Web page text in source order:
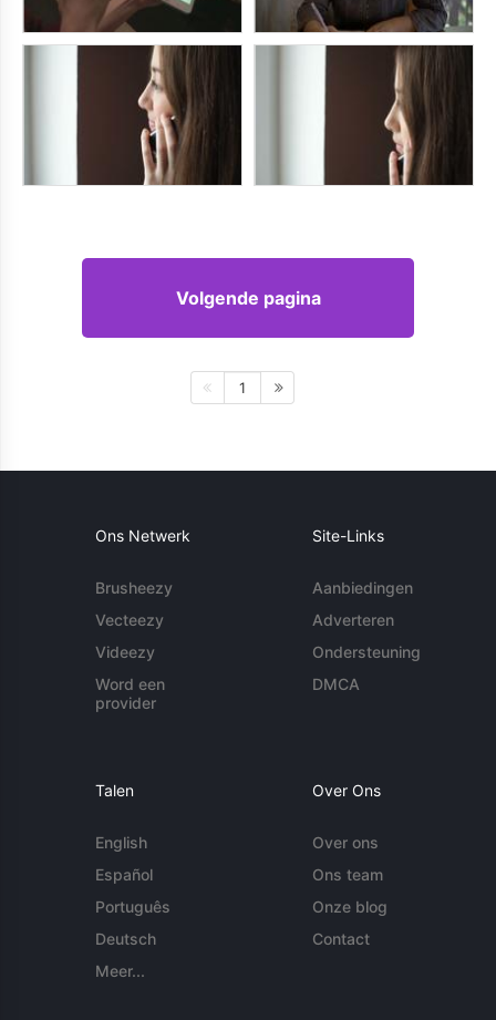
Volgende pagina
1
Ons Netwerk
Brusheezy
Vecteezy
Videezy
Word een
provider
Site-Links
Aanbiedingen
Adverteren
Ondersteuning
DMCA
Talen
English
Español
Português
Deutsch
Meer...
Over Ons
Over ons
Ons team
Onze blog
Contact